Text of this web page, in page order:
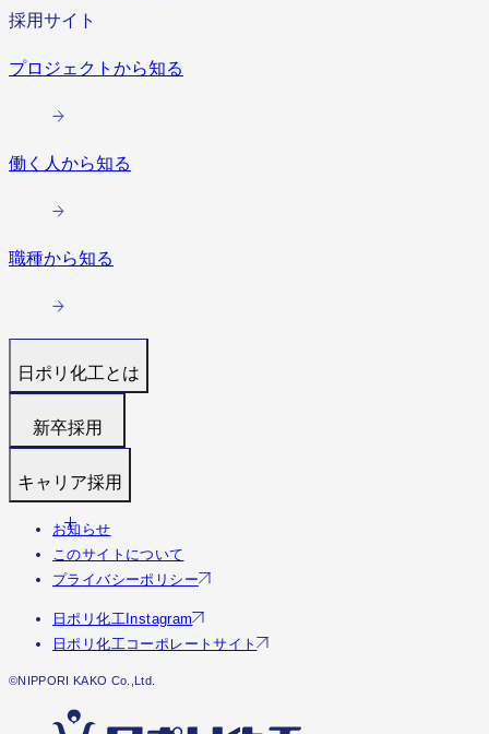
採用サイト
プロジェクトから知る
働く人から知る
職種から知る
日ポリ化工とは
トップ
働く環境と制度
すぐわかる日ポリ化工
会社情報・沿革
事業・実績を見る（実績サイトへ）
新卒採用
募集職種
採用フロー
Q&A
エントリー
キャリア採用
募集職種
福利厚生・研修
お知らせ
このサイトについて
プライバシーポリシー
日ポリ化工Instagram
日ポリ化工コーポレートサイト
©︎NIPPORI KAKO Co.,Ltd.